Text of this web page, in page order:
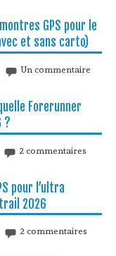
GPS pour le
et sans carto)
Un commentaire
Forerunner
?
2 commentaires
pour l’ultra
2026
2 commentaires